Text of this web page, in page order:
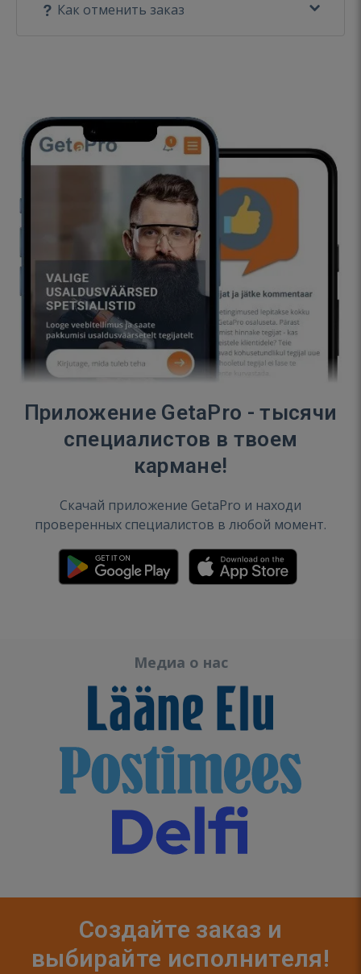
Как отменить заказ
Приложение GetaPro - тысячи
специалистов в твоем
кармане!
Скачай приложение GetaPro и находи
проверенных специалистов в любой момент.
Медиа о нас
Создайте заказ и
выбирайте исполнителя!